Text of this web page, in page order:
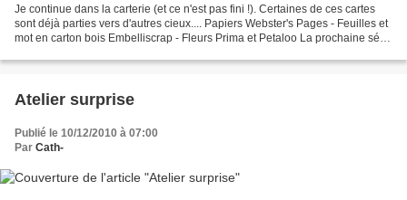
Je continue dans la carterie (et ce n'est pas fini !). Certaines de ces cartes
sont déjà parties vers d'autres cieux.... Papiers Webster's Pages - Feuilles et
mot en carton bois Embelliscrap - Fleurs Prima et Petaloo La prochaine série
Atelier surprise
Publié le 10/12/2010 à 07:00
Par Cath-